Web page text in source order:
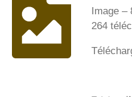
Image –
264